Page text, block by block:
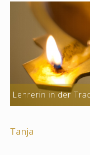
Lehrerin in der
Tanja